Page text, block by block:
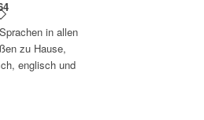
in allen
zu Hause,
englisch und